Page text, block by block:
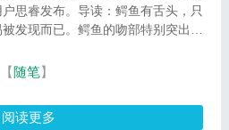
户思睿发布。导读：鳄鱼有舌头，只
发现而已。鳄鱼的吻部特别突出，
鳄鱼的上颚特别长，舌头无法像
【随笔】
阅读更多